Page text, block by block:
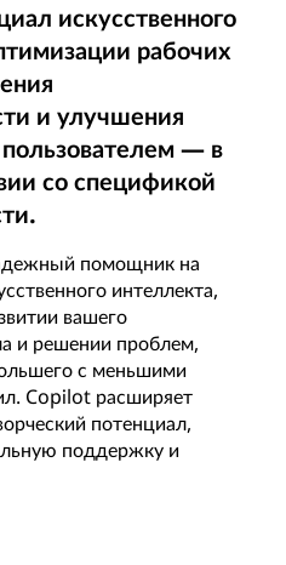
искусственного
рабочих
и улучшения
— в
со спецификой
помощник на
интеллекта,
вашего
и решении проблем,
с меньшими
Copilot расширяет
потенциал,
поддержку и